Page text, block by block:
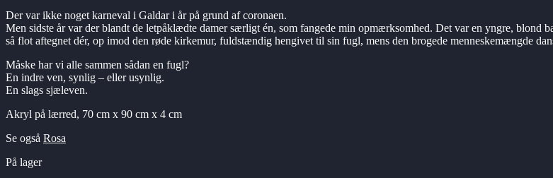
Der var ikke noget karneval i Galdar i år på grund af coronaen.
Men sidste år var der blandt de letpåklædte damer særligt én, som fangede min opmærksomhed. Det var en yngre, blond
så flot aftegnet dér, op imod den røde kirkemur, fuldstændig hengivet til sin fugl, mens den brogede menneskemængde
Måske har vi alle sammen sådan en fugl?
En indre ven, synlig – eller usynlig.
En slags sjæleven.
Akryl på lærred, 70 cm x 90 cm x 4 cm
Se også Rosa
På lager